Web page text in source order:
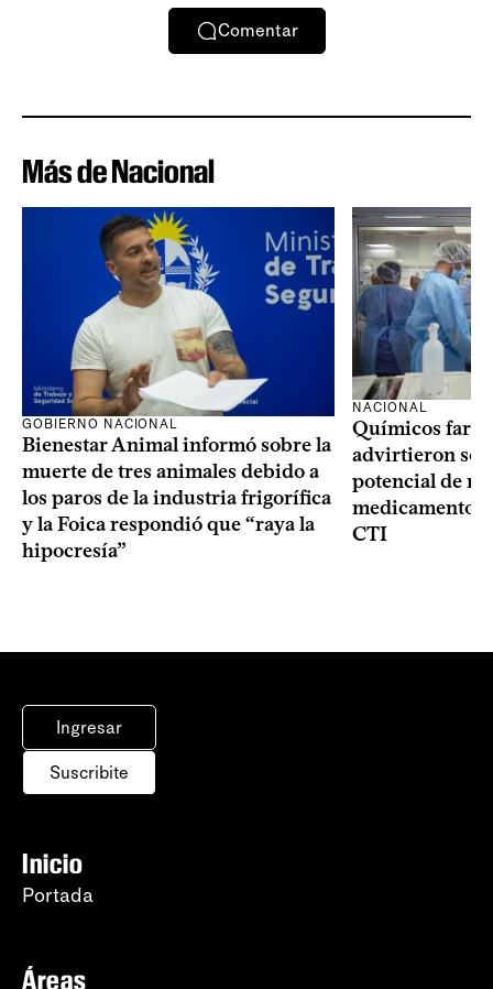
Comentar
Más de Nacional
GOBIERNO NACIONAL
Bienestar Animal informó sobre la
muerte de tres animales debido a
los paros de la industria frigorífica
y la Foica respondió que “raya la
hipocresía”
NACIONAL
Químicos
advirtieron
potencial de
medicamentos
CTI
Ingresar
Suscribite
Inicio
Portada
Áreas